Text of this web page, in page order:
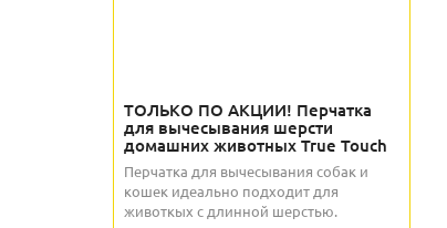
ТОЛЬКО ПО АКЦИИ! Перчатка
для вычесывания шерсти
домашних животных True Touch
Перчатка для вычесывания собак и
кошек идеально подходит для
животкых с длинной шерстью.